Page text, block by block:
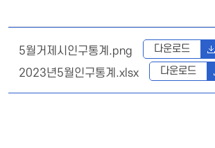
5월거제시인구통계.png 다운로드
2023년5월인구통계.xlsx 다운로드